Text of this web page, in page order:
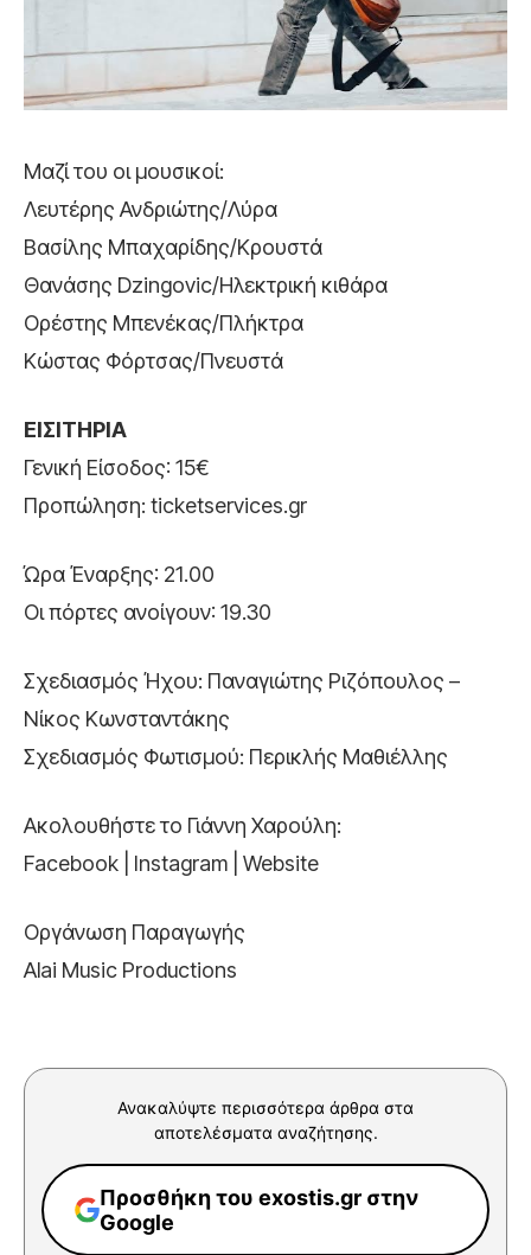
Μαζί του οι μουσικοί:
Λευτέρης Ανδριώτης/Λύρα
Βασίλης Μπαχαρίδης/Κρουστά
Θανάσης Dzingovic/Ηλεκτρική κιθάρα
Ορέστης Μπενέκας/Πλήκτρα
Κώστας Φόρτσας/Πνευστά
ΕΙΣΙΤΗΡΙΑ
Γενική Είσοδος: 15€
Προπώληση: ticketservices.gr
Ώρα Έναρξης: 21.00
Οι πόρτες ανοίγουν: 19.30
Σχεδιασμός Ήχου: Παναγιώτης Ριζόπουλος –
Νίκος Κωνσταντάκης
Σχεδιασμός Φωτισμού: Περικλής Μαθιέλλης
Ακολουθήστε το Γιάννη Χαρούλη:
Facebook | Instagram | Website
Οργάνωση Παραγωγής
Alai Music Productions
Ανακαλύψτε περισσότερα άρθρα στα
αποτελέσματα αναζήτησης.
Προσθήκη του exostis.gr στην
Google